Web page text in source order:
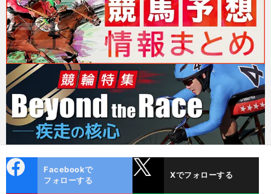
ok
Facebookで
フォローする
Xでフォローする